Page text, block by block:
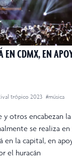
EN CDMX, EN
trópico 2023 #música
y otros encabezan
se realiza en
en la capital, en
el huracán